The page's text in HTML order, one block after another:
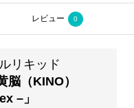
レビュー 0
リキッド
脳（KINO）
–」